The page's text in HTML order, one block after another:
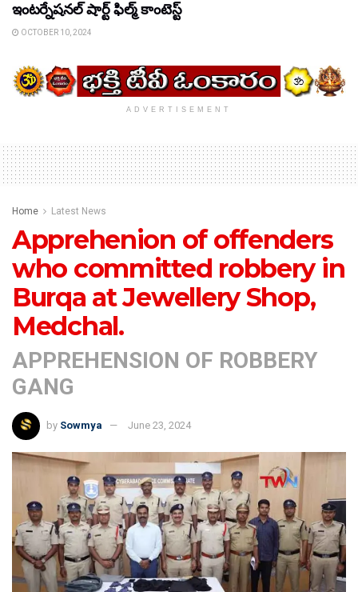
ఇంటర్నేషనల్ షార్ట్ ఫిల్మ్ కాంటెస్ట్
OCTOBER 10, 2024
ADVERTISEMENT
Home Latest News
Apprehenion of offenders
who committed robbery in
Burqa at Jewellery Shop,
Medchal.
APPREHENSION OF ROBBERY
GANG
by Sowmya June 23, 2024